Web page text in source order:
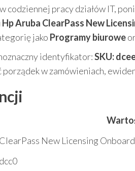
codziennej pracy działów IT,
Hp Aruba ClearPass New
jako Programy biurowe
identyfikator:SKU:
w zamówieniach,
New Licensing